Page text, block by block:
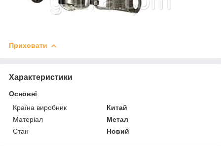
Приховати
Характеристики
Основні
Країна виробник
Китай
Матеріал
Метал
Стан
Новий